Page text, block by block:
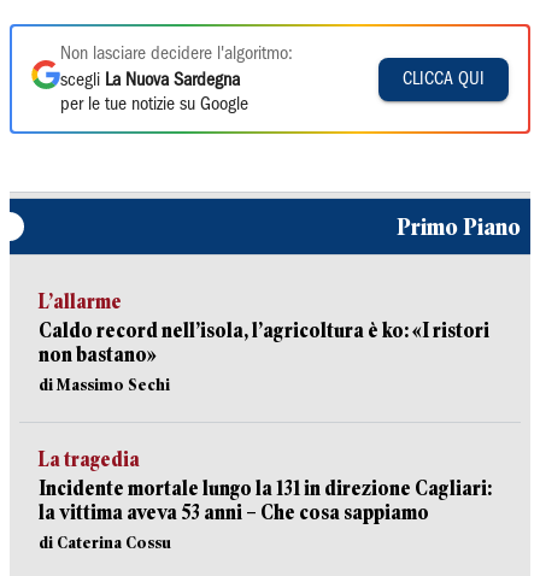
Non lasciare decidere l'algoritmo:
scegli La Nuova Sardegna
per le tue notizie su Google
CLICCA QUI
Primo Piano
L’allarme
Caldo record nell’isola, l’agricoltura è ko: «I ristori
non bastano»
di Massimo Sechi
La tragedia
Incidente mortale lungo la 131 in direzione Cagliari:
la vittima aveva 53 anni – Che cosa sappiamo
di Caterina Cossu